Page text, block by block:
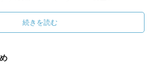
続きを読む